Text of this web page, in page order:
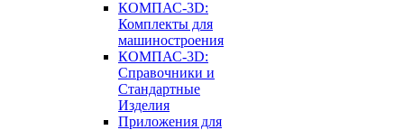
КОМПАС-3D:
Комплекты для
машиностроения
КОМПАС-3D:
Справочники и
Стандартные
Изделия
Приложения для